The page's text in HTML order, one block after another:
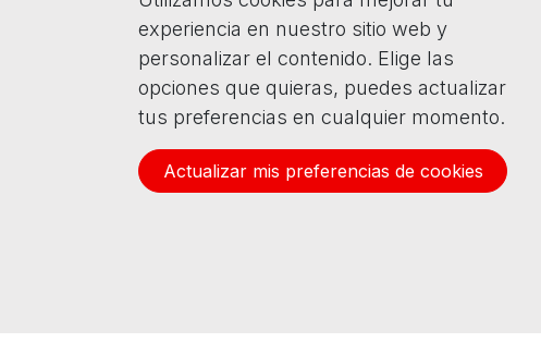
experiencia en nuestro sitio web y
personalizar el contenido. Elige las
opciones que quieras, puedes actualizar
tus preferencias en cualquier momento.
Actualizar mis preferencias de cookies